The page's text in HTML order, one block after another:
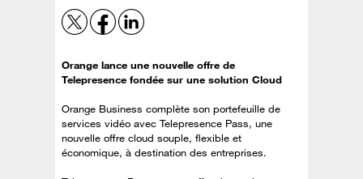
Orange lance une nouvelle offre de
Telepresence fondée sur une solution Cloud
Orange Business complète son portefeuille de
services vidéo avec Telepresence Pass, une
nouvelle offre cloud souple, flexible et
économique, à destination des entreprises.